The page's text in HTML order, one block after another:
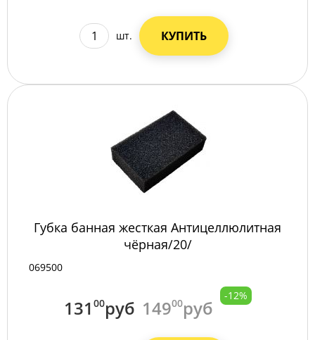
шт. КУПИТЬ
Губка банная жесткая Антицеллюлитная
чёрная/20/
069500
131 00руб 14900руб
-12%